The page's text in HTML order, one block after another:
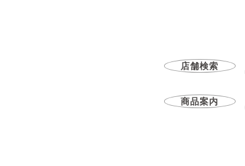
店舗検索
商品案内